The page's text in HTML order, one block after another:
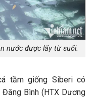
nước được lấy từ suối.
tầm giống Siberi có
Bình (HTX Dương